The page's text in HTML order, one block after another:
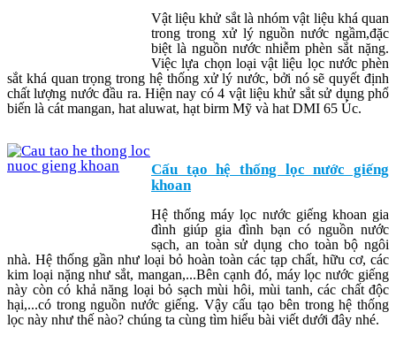
Vật liệu khử sắt là nhóm vật liệu khá quan
trong trong xử lý nguồn nước ngầm,đặc
biệt là nguồn nước nhiễm phèn sắt nặng.
Việc lựa chọn loại vật liệu lọc nước phèn
sắt khá quan trọng trong hệ thống xử lý nước, bởi nó sẽ quyết định
chất lượng nước đầu ra. Hiện nay có 4 vật liệu khử sắt sử dụng phổ
biến là cát mangan, hat aluwat, hạt birm Mỹ và hat DMI 65 Úc.
Cấu tạo hệ thống lọc nước giếng
khoan
Hệ thống máy lọc nước giếng khoan gia
đình giúp gia đình bạn có nguồn nước
sạch, an toàn sử dụng cho toàn bộ ngôi
nhà. Hệ thống gần như loại bỏ hoàn toàn các tạp chất, hữu cơ, các
kim loại nặng như sắt, mangan,...Bên cạnh đó, máy lọc nước giếng
này còn có khả năng loại bỏ sạch mùi hôi, mùi tanh, các chất độc
hại,...có trong nguồn nước giếng. Vậy cấu tạo bên trong hệ thống
lọc này như thế nào? chúng ta cùng tìm hiểu bài viết dưới đây nhé.